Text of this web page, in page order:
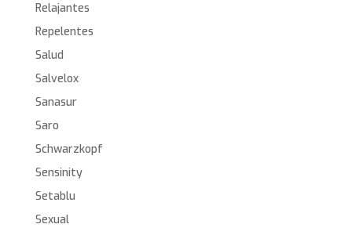
Relajantes
Repelentes
Salud
Salvelox
Sanasur
Saro
Schwarzkopf
Sensinity
Setablu
Sexual